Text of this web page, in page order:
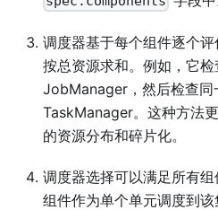
调度器基于每个组件逐个
按总资源求和。例如，它
JobManager，然后检查同
TaskManager。这种方法
的资源分布和碎片化。
调度器选择可以满足所有
组件作为单个单元调度到该